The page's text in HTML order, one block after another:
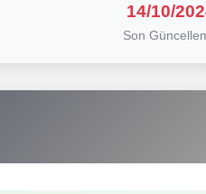
14/10/
Son